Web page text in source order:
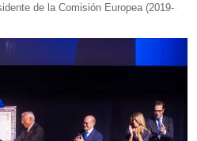
de la Comisión Europea (2019-